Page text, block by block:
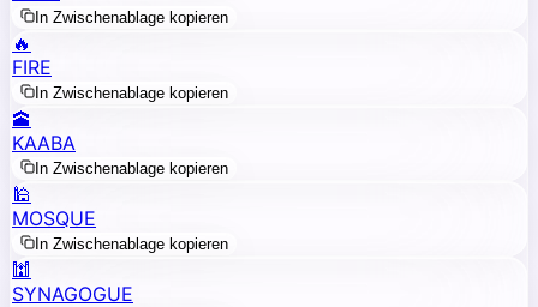
In Zwischenablage kopieren
🔥
FIRE
In Zwischenablage kopieren
🕋
KAABA
In Zwischenablage kopieren
🕌
MOSQUE
In Zwischenablage kopieren
🕍
SYNAGOGUE